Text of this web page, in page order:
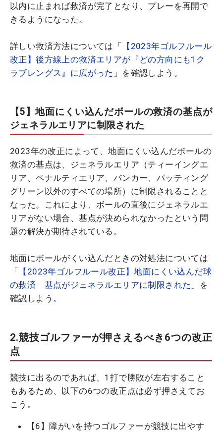
以内に止まれば救済が完了となり、プレーを再開で
きるようになった。
詳しい救済方法については「 【2023年ゴルフルール
改正】後方線上の救済エリアが『どの方向にも1ク
ラブレングス』に広がった 」を確認しよう。
【5】地面にくい込んだボールの救済の基点が
ジェネラルエリアに制限された
2023年の改正によって、地面にくい込んだボールの
救済の基点は、ジェネラルエリア（ティーイングエ
リア、ペナルティエリア、バンカー、パッティング
グリーン以外のすべての場所）に制限されることと
なった。これにより、ボールの直後にジェネラルエ
リアがない場合、基点が決められなかったという問
題の解決が期待されている。
地面にボールがくい込んだときの対処法については
「 【2023年ゴルフルール改正】地面にくい込んだ球
の救済 基点がジェネラルエリアに制限された 」を
確認しよう。
2.競技ゴルファーが押さえるべき6つの改正
点
競技に出るのであれば、1打で勝敗が左右すること
もあるため、以下の6つの改正点は必ず押さえてお
こう。
【6】障がいを持つゴルファーが競技に出やす